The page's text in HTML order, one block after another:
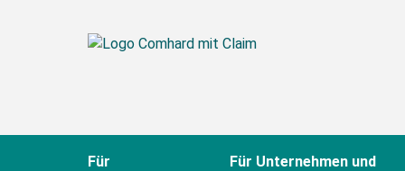
Für
Für Unternehmen und